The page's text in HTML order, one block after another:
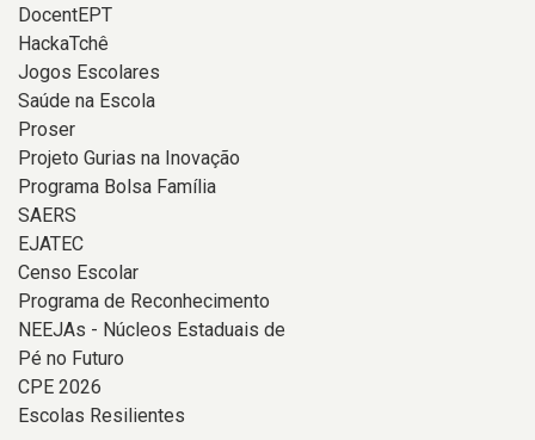
DocentEPT
HackaTchê
Jogos Escolares
Saúde na Escola
Proser
Projeto Gurias na Inovação
Programa Bolsa Família
SAERS
EJATEC
Censo Escolar
Programa de Reconhecimento
NEEJAs - Núcleos Estaduais de
Pé no Futuro
CPE 2026
Escolas Resilientes